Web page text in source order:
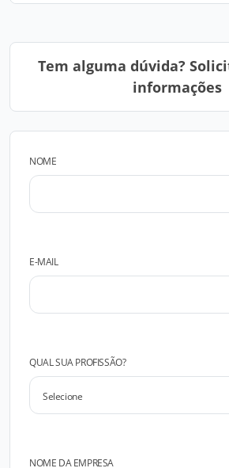
Tem alguma dúvida?
informações
NOME
E-MAIL
QUAL SUA PROFISSÃO?
NOME DA EMPRESA